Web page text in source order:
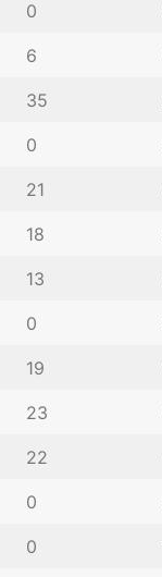
0
6
35
0
21
18
13
0
19
23
22
0
0